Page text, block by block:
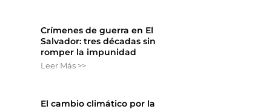
Crímenes de guerra en El
Salvador: tres décadas sin
romper la impunidad
Leer Más >>
El cambio climático por la